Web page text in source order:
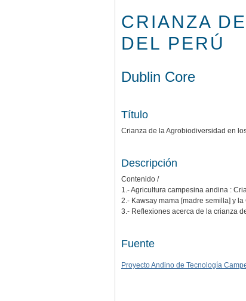
CRIANZA
DEL PERÚ
Dublin Core
Título
Crianza de la Agrobiodiversidad en
Descripción
Contenido /
1.- Agricultura campesina andina :
2.- Kawsay mama [madre semilla] y
3.- Reflexiones acerca de la crianza
Fuente
Proyecto Andino de Tecnología